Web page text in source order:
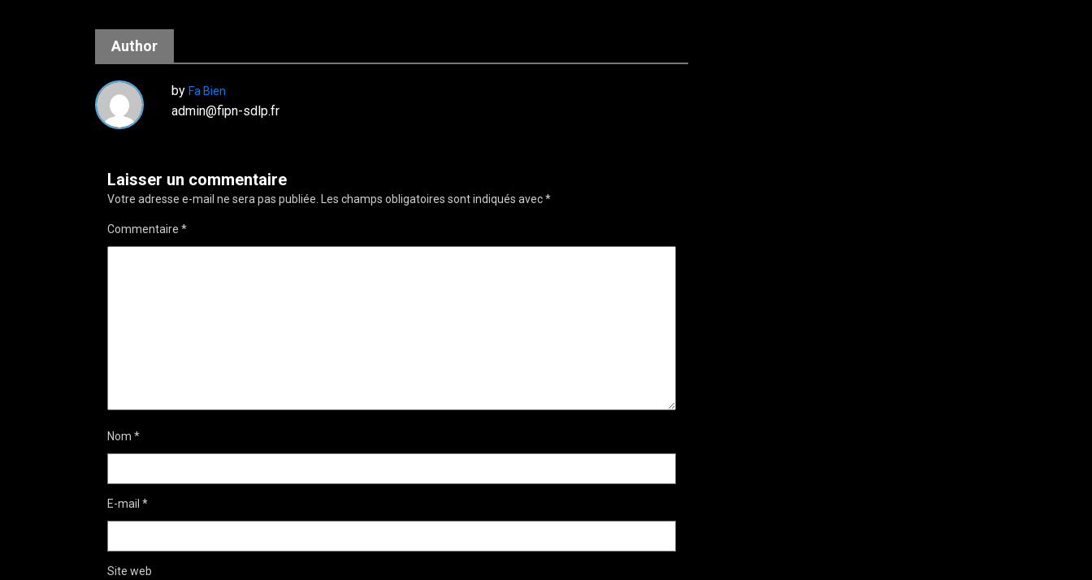
Author
by Fa Bien
admin@fipn-sdlp.fr
Laisser un commentaire
Votre adresse e-mail ne sera pas publiée. Les champs obligatoires sont indiqués avec*
Commentaire *
Nom *
E-mail *
Site web